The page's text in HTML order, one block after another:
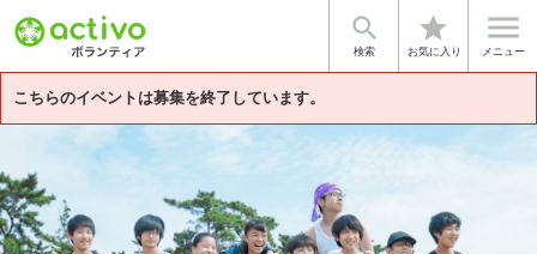

検索
star
お気に入り

メニュー
こちらのイベントは募集を終了しています。
基本情報 募集詳細